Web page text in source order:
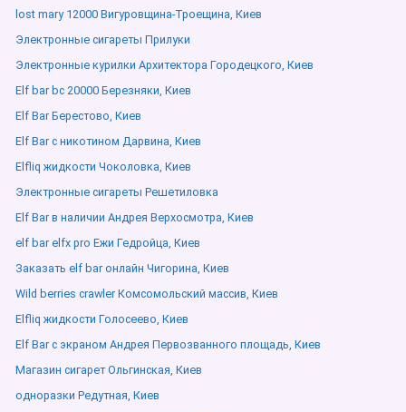
lost mary 12000 Вигуровщина-Троещина, Киев
Электронные сигареты Прилуки
Электронные курилки Архитектора Городецкого, Киев
Elf bar bc 20000 Березняки, Киев
Elf Bar Берестово, Киев
Elf Bar с никотином Дарвина, Киев
Elfliq жидкости Чоколовка, Киев
Электронные сигареты Решетиловка
Elf Bar в наличии Андрея Верхосмотра, Киев
elf bar elfx pro Ежи Гедройца, Киев
Заказать elf bar онлайн Чигорина, Киев
Wild berries crawler Комсомольский массив, Киев
Elfliq жидкости Голосеево, Киев
Elf Bar с экраном Андрея Первозванного площадь, Киев
Магазин сигарет Ольгинская, Киев
одноразки Редутная, Киев